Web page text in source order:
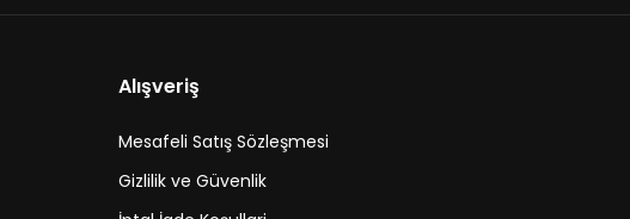
Alışveriş
Mesafeli Satış Sözleşmesi
Gizlilik ve Güvenlik